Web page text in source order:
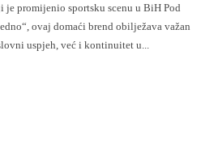
sportsku scenu u BiH Pod
ovaj domaći brend obilježava važan
uspjeh, već i kontinuitet u...